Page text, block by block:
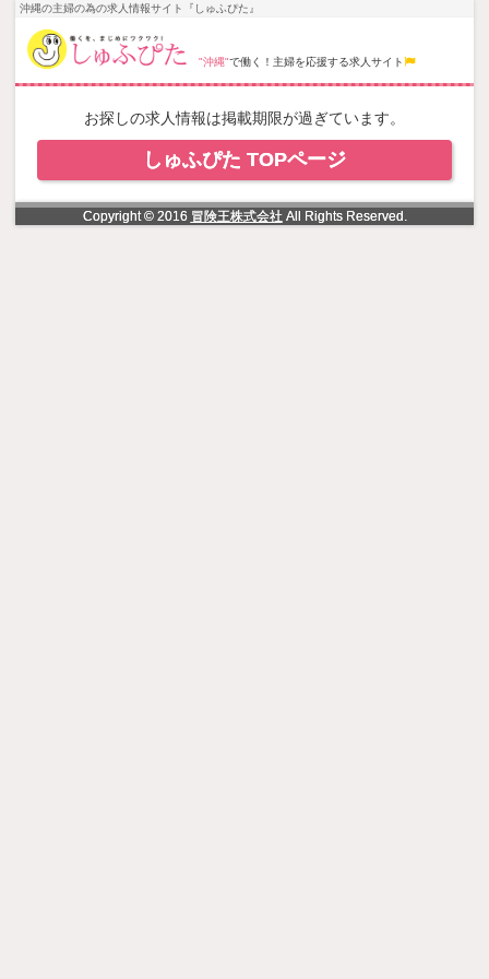
NowLoading
沖縄の主婦の為の求人情報サイト『しゅふぴた』
"沖縄"で働く！主婦を応援する求人サイト
お探しの求人情報は掲載期限が過ぎています。
しゅふぴた TOPページ
Copyright © 2016 冒険王株式会社All Rights Reserved.